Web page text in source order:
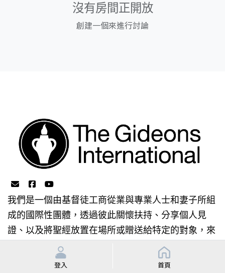
沒有房間正開放
創建一個來進行討論
我們是一個由基督徒工商從業與專業人士和妻子所組
成的國際性團體，透過彼此關懷扶持、分享個人見
證、以及將聖經放置在場所或贈送給特定的對象，來
達到領人歸向基督的宗旨。
登入 首頁